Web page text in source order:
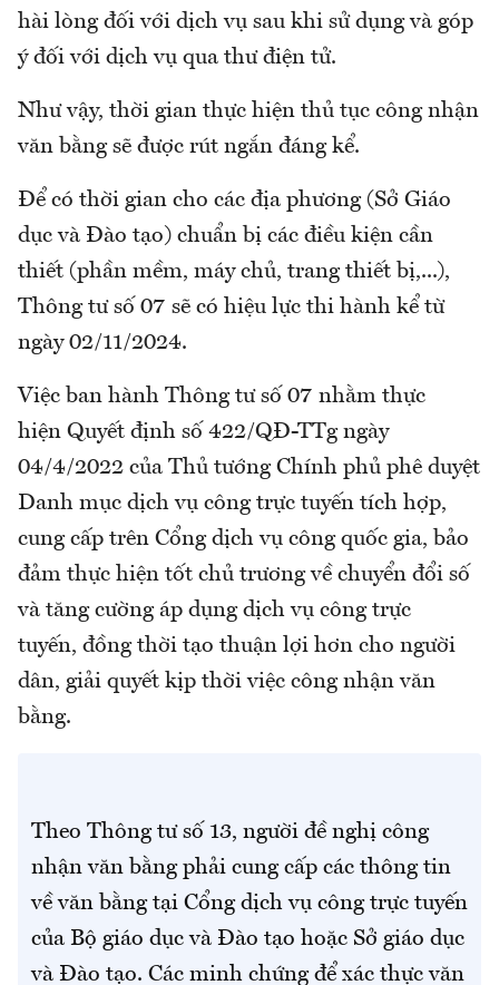
hài lòng đối với dịch vụ sau khi sử dụng và góp
ý đối với dịch vụ qua thư điện tử.
Như vậy, thời gian thực hiện thủ tục công nhận
văn bằng sẽ được rút ngắn đáng kể.
Để có thời gian cho các địa phương (Sở Giáo
dục và Đào tạo) chuẩn bị các điều kiện cần
thiết (phần mềm, máy chủ, trang thiết bị,...),
Thông tư số 07 sẽ có hiệu lực thi hành kể từ
ngày 02/11/2024.
Việc ban hành Thông tư số 07 nhằm thực
hiện Quyết định số 422/QĐ-TTg ngày
04/4/2022 của Thủ tướng Chính phủ phê duyệt
Danh mục dịch vụ công trực tuyến tích hợp,
cung cấp trên Cổng dịch vụ công quốc gia, bảo
đảm thực hiện tốt chủ trương về chuyển đổi số
và tăng cường áp dụng dịch vụ công trực
tuyến, đồng thời tạo thuận lợi hơn cho người
dân, giải quyết kịp thời việc công nhận văn
bằng.
Theo Thông tư số 13, người đề nghị công
nhận văn bằng phải cung cấp các thông tin
về văn bằng tại Cổng dịch vụ công trực tuyến
của Bộ giáo dục và Đào tạo hoặc Sở giáo dục
và Đào tạo. Các minh chứng để xác thực văn